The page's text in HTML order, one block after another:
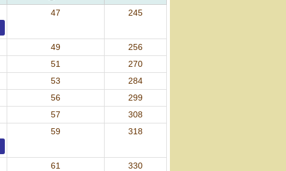
47 245
49
256
51
270
53
284
56
299
57
308
59 318
61
330